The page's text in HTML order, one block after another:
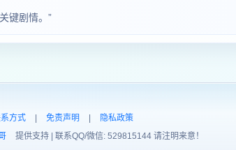
键剧情。”
方式 免责声明
隐私政策
提供支持 | 联系QQ/微信: 529815144 请注明来意！